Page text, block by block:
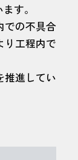
す。
での不具合
り工程内で
推進してい